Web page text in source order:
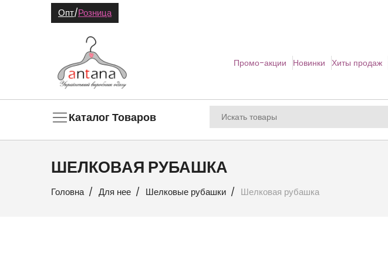
Опт/Розница
Промо-акции Новинки Хиты продаж
Каталог Товаров
ШЕЛКОВАЯ РУБАШКА
Головна Для нее Шелковые рубашки Шелковая рубашка